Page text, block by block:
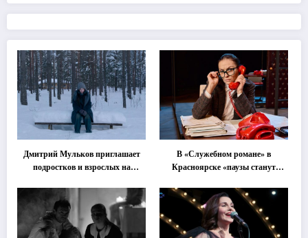
Дмитрий Мульков приглашает
подростков и взрослых на
В «Служебном романе» в
Красноярске «паузы станут